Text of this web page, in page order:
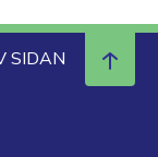
SIDAN